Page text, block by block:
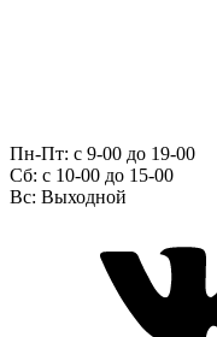
Пн-Пт: с 9-00 до 19-00
Сб: c 10-00 до 15-00
Вс: Выходной